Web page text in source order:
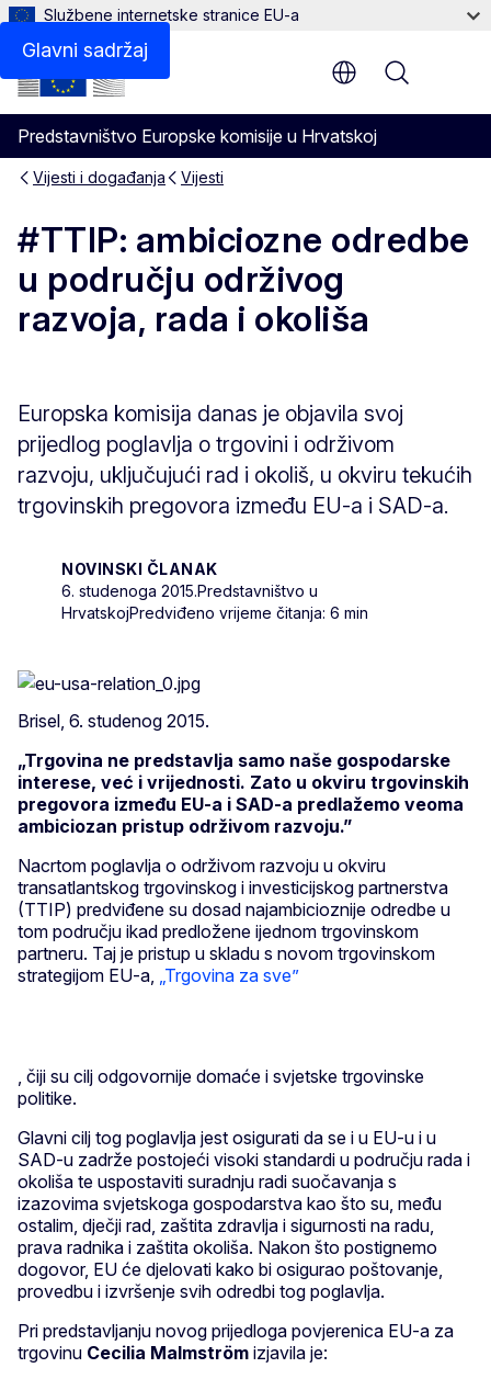
Glavni sadržaj
Službene internetske stranice EU-a
Predstavništvo Europske komisije u Hrvatskoj
Menu
Vijesti i događanja Vijesti
#TTIP: ambiciozne odredbe
u području održivog
razvoja, rada i okoliša
Europska komisija danas je objavila svoj
prijedlog poglavlja o trgovini i održivom
razvoju, uključujući rad i okoliš, u okviru tekućih
trgovinskih pregovora između EU-a i SAD-a.
NOVINSKI ČLANAK
6. studenoga 2015.Predstavništvo u
HrvatskojPredviđeno vrijeme čitanja: 6 min
Brisel, 6. studenog 2015.
„Trgovina ne predstavlja samo naše gospodarske
interese, već i vrijednosti. Zato u okviru trgovinskih
pregovora između EU-a i SAD-a predlažemo veoma
ambiciozan pristup održivom razvoju.”
Nacrtom poglavlja o održivom razvoju u okviru
transatlantskog trgovinskog i investicijskog partnerstva
(TTIP) predviđene su dosad najambicioznije odredbe u
tom području ikad predložene ijednom trgovinskom
partneru. Taj je pristup u skladu s novom trgovinskom
strategijom EU-a,
„Trgovina za sve”
, čiji su cilj odgovornije domaće i svjetske trgovinske
politike.
Glavni cilj tog poglavlja jest osigurati da se i u EU-u i u
SAD-u zadrže postojeći visoki standardi u području rada i
okoliša te uspostaviti suradnju radi suočavanja s
izazovima svjetskoga gospodarstva kao što su, među
ostalim, dječji rad, zaštita zdravlja i sigurnosti na radu,
prava radnika i zaštita okoliša. Nakon što postignemo
dogovor, EU će djelovati kako bi osigurao poštovanje,
provedbu i izvršenje svih odredbi tog poglavlja.
Pri predstavljanju novog prijedloga povjerenica EU-a za
trgovinu Cecilia Malmström izjavila je: